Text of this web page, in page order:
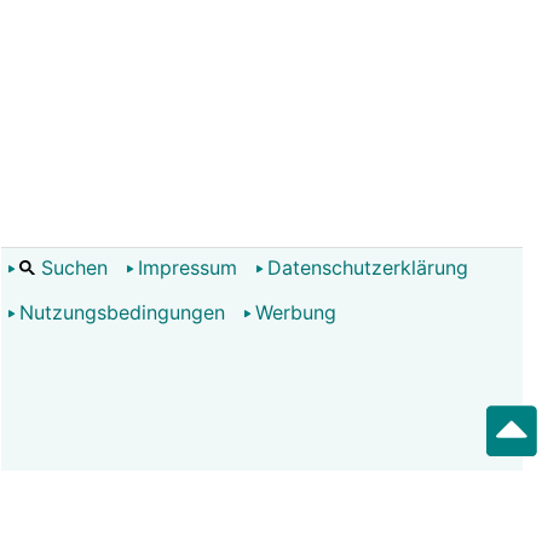
Suchen Impressum
Datenschutzerklärung
Nutzungsbedingungen
Werbung